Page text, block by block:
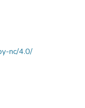
nc/4.0/